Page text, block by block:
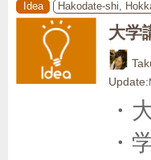
Idea Hakodate-shi,
大学
Update:
・
・